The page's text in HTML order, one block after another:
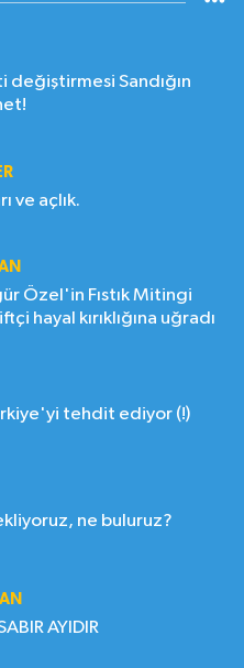
değiştirmesi Sandığın
ve açlık.
Özel'in Fıstık Mitingi
hayal kırıklığına uğradı
tehdit ediyor (!)
ne buluruz?
AYIDIR